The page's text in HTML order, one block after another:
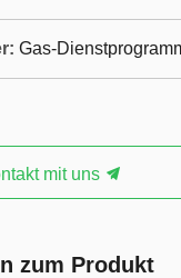
Gas-
mit uns
zum Produkt